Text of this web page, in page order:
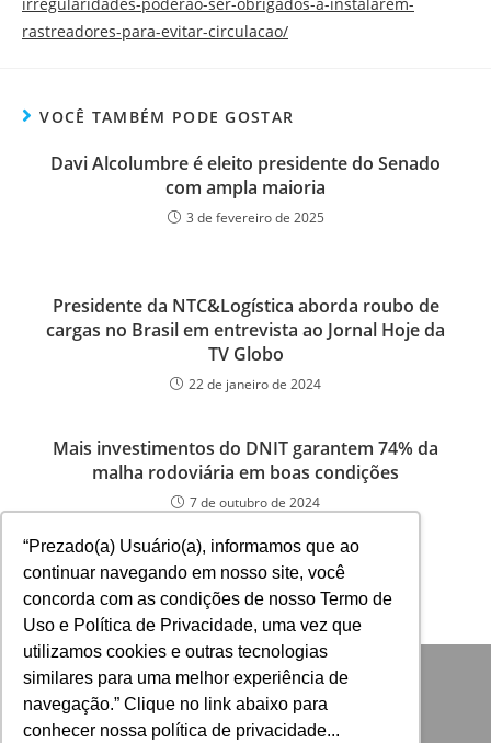
“Prezado(a) Usuário(a), informamos que ao
continuar navegando em nosso site, você
concorda com as condições de nosso Termo de
Uso e Política de Privacidade, uma vez que
utilizamos cookies e outras tecnologias
similares para uma melhor experiência de
navegação.” Clique no link abaixo para
conhecer nossa política de privacidade...
rastreadores-para-evitar-circulacao/
VOCÊ TAMBÉM PODE GOSTAR
Davi Alcolumbre é eleito presidente do Senado
com ampla maioria
3 de fevereiro de 2025
Presidente da NTC&Logística aborda roubo de
cargas no Brasil em entrevista ao Jornal Hoje da
TV Globo
22 de janeiro de 2024
Mais investimentos do DNIT garantem 74% da
malha rodoviária em boas condições
7 de outubro de 2024